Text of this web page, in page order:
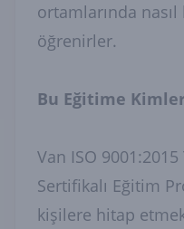
ortamlarında nasıl
öğrenirler.
Bu Eğitime
Van ISO
Sertifikalı Eğitim
kişilere hitap